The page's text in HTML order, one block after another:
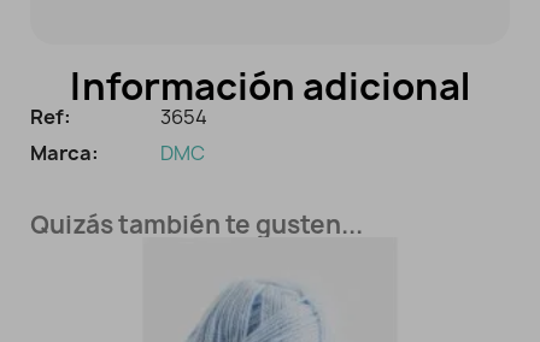
Información adicional
Ref:
3654
Marca:
DMC
Quizás también te gusten...